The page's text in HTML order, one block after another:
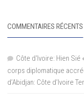
COMMENTAIRES RÉCENTS
Côte d'Ivoire: Hien Sié
corps diplomatique
d’Abidjan: Côte d’Ivoire